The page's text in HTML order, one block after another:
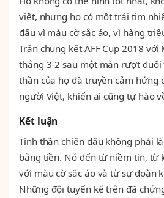
việt, nhưng họ có một trái tim
đấu vì màu cờ sắc áo, vì hàng
Trận chung kết AFF Cup 2018 với
thắng 3-2 sau một màn rượt đuổi
thần của họ đã truyền cảm hứng
người Việt, khiến ai cũng tự hào
Kết luận
Tinh thần chiến đấu không phải
bằng tiền. Nó đến từ niềm tin, từ
với màu cờ sắc áo và từ sự đoàn
Những đội tuyển kể trên đã